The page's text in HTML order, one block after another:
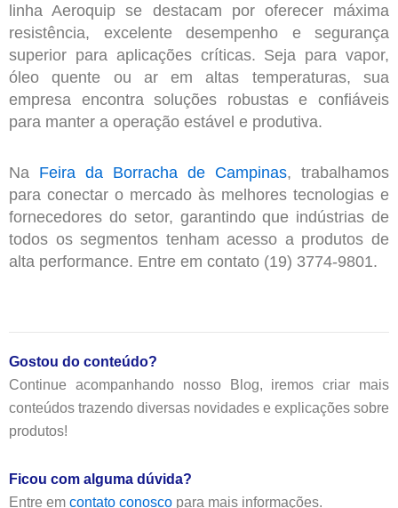
linha Aeroquip se destacam por oferecer máxima
resistência, excelente desempenho e segurança
superior para aplicações críticas. Seja para vapor,
óleo quente ou ar em altas temperaturas, sua
empresa encontra soluções robustas e confiáveis
para manter a operação estável e produtiva.
Na Feira da Borracha de Campinas, trabalhamos
para conectar o mercado às melhores tecnologias e
fornecedores do setor, garantindo que indústrias de
todos os segmentos tenham acesso a produtos de
alta performance. Entre em contato (19) 3774-9801.
Gostou do conteúdo?
Continue acompanhando nosso Blog, iremos criar mais
conteúdos trazendo diversas novidades e explicações sobre
produtos!
Ficou com alguma dúvida?
Entre em contato conosco para mais informações.